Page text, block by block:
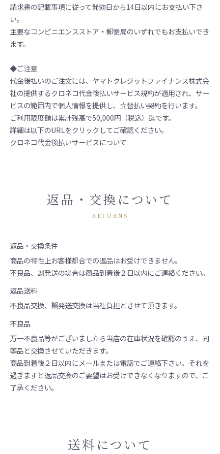
請求書の記載事項に従って発効日から14日以内にお支払い下さ
い。
主要なコンビニエンスストア・郵便局のいずれでもお支払いでき
ます。
◆ご注意
代金後払いのご注文には、ヤマトクレジットファイナンス株式会
社の提供するクロネコ代金後払いサービス規約が適用され、サー
ビスの範囲内で個人情報を提供し、立替払い契約を行います。
ご利用限度額は累計残高で50,000円（税込）迄です。
詳細は以下のURLをクリックしてご確認ください。
クロネコ代金後払いサービスについて
返品・交換について
RETURNS
返品・交換条件
商品の特性上お客様都合での返品はお受けできません。
不良品、誤発送の場合は商品到着後２日以内にご連絡ください。
返品送料
不良品交換、誤発送交換は当社負担とさせて頂きます。
不良品
万一不良品等がございましたら当店の在庫状況を確認のうえ、同
等品と交換させていただきます。
商品到着後２日以内にメールまたは電話でご連絡下さい。それを
過ぎますと返品交換のご要望はお受けできなくなりますので、ご
了承ください。
送料について